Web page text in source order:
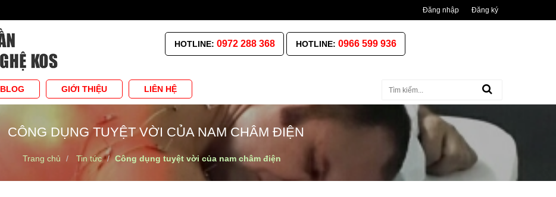
Đăng nhập Đăng ký
HOTLINE: 0972 288 368 HOTLINE: 0966 599 936
BLOG GIỚI THIỆU LIÊN HỆ
CÔNG DỤNG TUYỆT VỜI CỦA NAM CHÂM ĐIỆN
Trang chủ Tin tức Công dụng tuyệt vời của nam châm điện